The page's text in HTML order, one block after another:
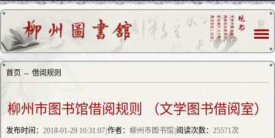
首页 -- 借阅规则
柳州市图书馆借阅规则 （文学图书借阅室）
发布时间： 2018-01-29 10:31:07|作者： 柳州市图书馆|阅读次数： 25571次